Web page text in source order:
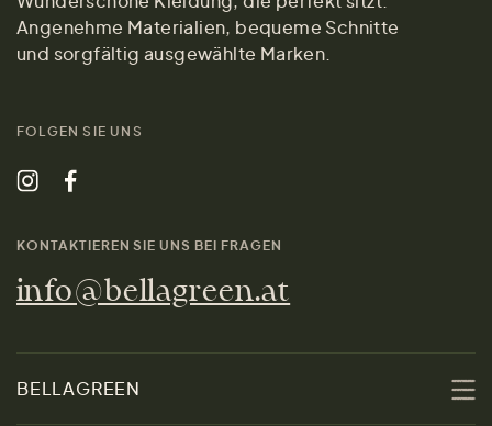
Angenehme Materialien, bequeme Schnitte
und sorgfältig ausgewählte Marken.
FOLGEN SIE UNS
KONTAKTIEREN SIE UNS BEI FRAGEN
info@bellagreen.at
BELLAGREEN